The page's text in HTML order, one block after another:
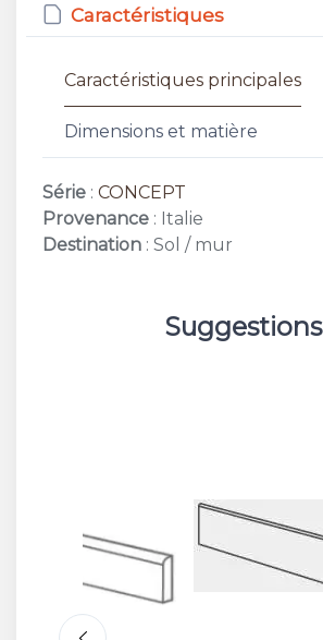
Caractéristiques
Caractéristiques principales
Dimensions et matière
Série : CONCEPT
Provenance : Italie
Destination : Sol / mur
Suggestions